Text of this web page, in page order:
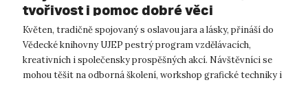
tvořivost i pomoc dobré věci
Květen, tradičně spojovaný s oslavou jara a lásky, přináší do
Vědecké knihovny UJEP pestrý program vzdělávacích,
kreativních i společensky prospěšných akcí. Návštěvníci se
mohou těšit na odborná školení, workshop grafické techniky i